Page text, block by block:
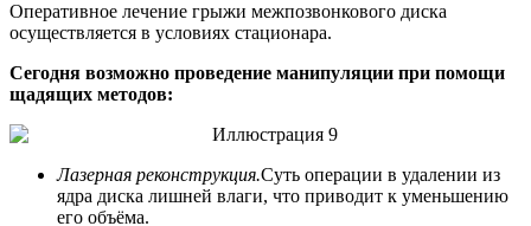
Оперативное лечение грыжи межпозвонкового диска
осуществляется в условиях стационара.
Сегодня возможно проведение манипуляции при помощи
щадящих методов:
Лазерная реконструкция.Суть операции в удалении из
ядра диска лишней влаги, что приводит к уменьшению
его объёма.